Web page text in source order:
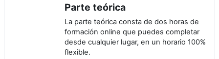
Parte teórica
La parte teórica consta de dos horas de
formación online que puedes completar
desde cualquier lugar, en un horario 100%
flexible.